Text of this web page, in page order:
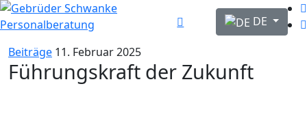
Sprache
DE
Beiträge 11. Februar 2025
Führungskraft der Zukunft